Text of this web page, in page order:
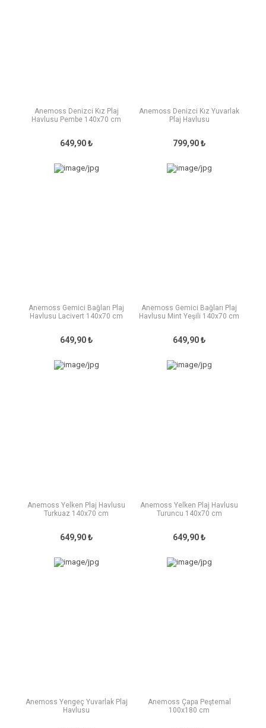
Anemoss Denizci Kız Plaj
Havlusu Pembe 140x70 cm
649,90 ₺
Anemoss Denizci Kız Yuvarlak
Plaj Havlusu
799,90 ₺
Anemoss Gemici Bağları Plaj
Havlusu Lacivert 140x70 cm
649,90 ₺
Anemoss Gemici Bağları Plaj
Havlusu Mint Yeşili 140x70 cm
649,90 ₺
Anemoss Yelken Plaj Havlusu
Turkuaz 140x70 cm
649,90 ₺
Anemoss Yelken Plaj Havlusu
Turuncu 140x70 cm
649,90 ₺
Anemoss Yengeç Yuvarlak Plaj
Havlusu
Anemoss Çapa Peştemal
100x180 cm